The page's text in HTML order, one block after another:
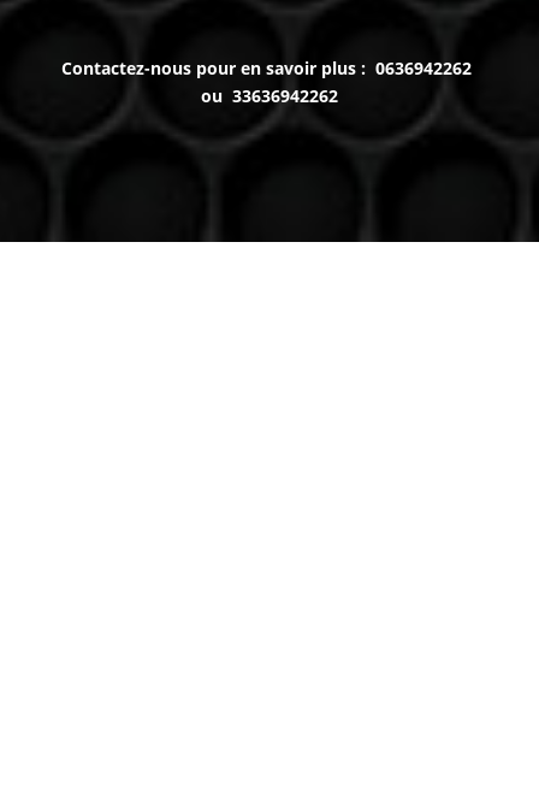
Contactez-nous pour en savoir plus : 0636942262
ou 33636942262